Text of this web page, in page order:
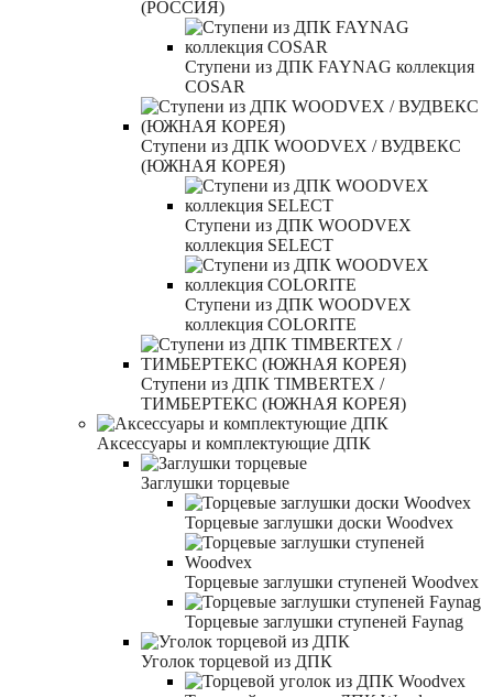
(РОССИЯ)
Ступени из ДПК FAYNAG коллекция
COSAR
Ступени из ДПК WOODVEX / ВУДВЕКС
(ЮЖНАЯ КОРЕЯ)
Ступени из ДПК WOODVEX
коллекция SELECT
Ступени из ДПК WOODVEX
коллекция COLORITE
Ступени из ДПК TIMBERTEX /
ТИМБЕРТЕКС (ЮЖНАЯ КОРЕЯ)
Аксессуары и комплектующие ДПК
Заглушки торцевые
Торцевые заглушки доски Woodvex
Торцевые заглушки ступеней Woodvex
Торцевые заглушки ступеней Faynag
Уголок торцевой из ДПК